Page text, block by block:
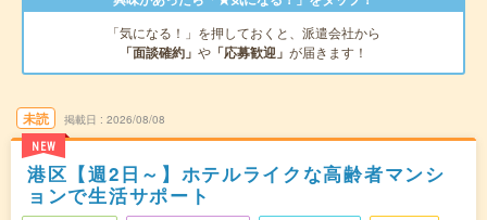
「気になる！」を押しておくと、派遣会社から
「面談確約」 や 「応募歓迎」 が届きます！
未読
NEW
掲載日 2026/08/08
港区【週2日～】ホテルライクな高齢者マンシ
ョンで生活サポート